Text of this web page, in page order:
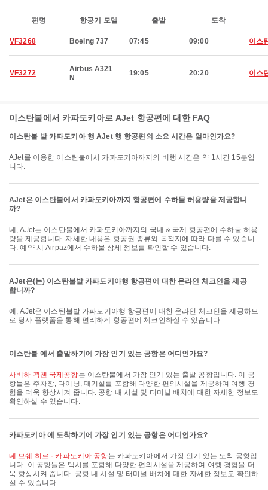
편명 항공기 모델 출발 도착
VF3268 Boeing 737 07:45 09:00 이스
VF3272
Airbus A321
N
19:05 20:20 이스
이스탄불에서 카파도키아로 AJet 항공편에 대한 FAQ
이스탄불 발 카파도키아 행 AJet 행 항공편의 소요 시간은 얼마인가요?
AJet를 이용한 이스탄불에서 카파도키아까지의 비행 시간은 약 1시간 15분입
니다.
AJet은 이스탄불에서 카파도키아까지 항공편에 수하물 허용량을 제공합니
까?
네, AJet는 이스탄불에서 카파도키아까지의 국내 & 국제 항공편에 수하물 허용
량을 제공합니다. 자세한 내용은 항공권 종류와 목적지에 따라 다를 수 있습니
다. 예약 시 Airpaz에서 수하물 상세 정보를 확인할 수 있습니다.
AJet은(는) 이스탄불발 카파도키아행 항공편에 대한 온라인 체크인을 제공
합니까?
예, AJet은 이스탄불발 카파도키아행 항공편에 대한 온라인 체크인을 제공하므
로 당사 플랫폼을 통해 편리하게 항공편에 체크인하실 수 있습니다.
이스탄불 에서 출발하기에 가장 인기 있는 공항은 어디인가요?
사비하 괵첸 국제공항는 이스탄불에서 가장 인기 있는 출발 공항입니다. 이 공
항들은 주차장, 다이닝, 대기실를 포함해 다양한 편의시설을 제공하여 여행 경
험을 더욱 향상시켜 줍니다. 공항 내 시설 및 터미널 배치에 대한 자세한 정보도
확인하실 수 있습니다.
카파도키아 에 도착하기에 가장 인기 있는 공항은 어디인가요?
네 브쉐 히르 · 카파도키아 공항는 카파도키아에서 가장 인기 있는 도착 공항입
니다. 이 공항들은 택시를 포함해 다양한 편의시설을 제공하여 여행 경험을 더
욱 향상시켜 줍니다. 공항 내 시설 및 터미널 배치에 대한 자세한 정보도 확인하
실 수 있습니다.